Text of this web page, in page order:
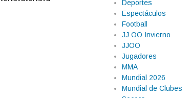
Deportes
Espectáculos
Football
JJ OO Invierno
JJOO
Jugadores
MMA
Mundial 2026
Mundial de Clubes